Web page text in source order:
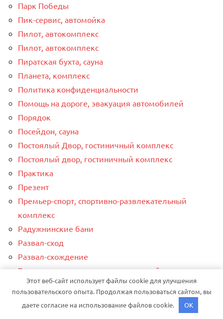
Парк Победы
Пик-сервис, автомойка
Пилот, автокомплекс
Пилот, автокомплекс
Пиратская бухта, сауна
Планета, комплекс
Политика конфиденциальности
Помощь на дороге, эвакуация автомобилей
Порядок
Посейдон, сауна
Постоялый Двор, гостиничный комплекс
Постоялый двор, гостиничный комплекс
Практика
Презент
Премьер-спорт, спортивно-развлекательный
комплекс
Радужнинские бани
Развал-сход
Развал-схождение
Рассвет, спортивно-оздоровительный комплекс
Реклама и Контакты
Этот веб-сайт использует файлы cookie для улучшения
пользовательского опыта. Продолжая пользоваться сайтом, вы
даете согласие на использование файлов cookie.
OK